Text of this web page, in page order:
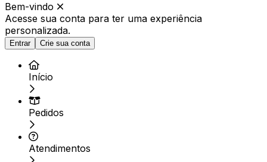
Bem-vindo
Acesse sua conta para ter uma experiência
personalizada.
Entrar Crie sua conta
Início
Pedidos
Atendimentos